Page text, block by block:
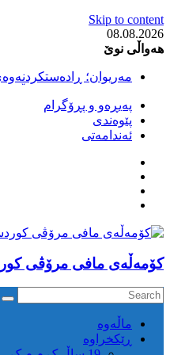
Skip to content
08.08.2026
هەواڵی نوێ
مەریوان؛
سەقز؛ دەسبەسەری دوو
کوژرانی هاوڵاتییەکی
مەریوان و ڕوانسەر؛
پەیڕەو و پڕۆگرام
پێوەندی
ئەندامەتی
كۆمه‌ڵه‌ی مافی مرۆڤی
ماڵه‌وه‌
ڕێکخراوە